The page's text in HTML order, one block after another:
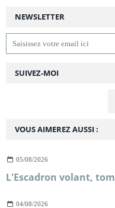
NEWSLETTER
SUIVEZ-MOI
VOUS AIMEREZ AUSSI :
05/08/2026
L'Escadron volant,
04/08/2026